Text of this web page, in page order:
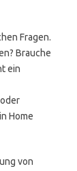
Fragen.
Brauche
ein
Home
von